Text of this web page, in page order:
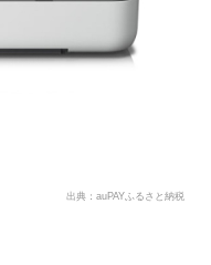
出典：auPAYふるさと納税